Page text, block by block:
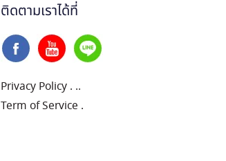
ติดตามเราได้ที่
Privacy Policy . ..
Term of Service .